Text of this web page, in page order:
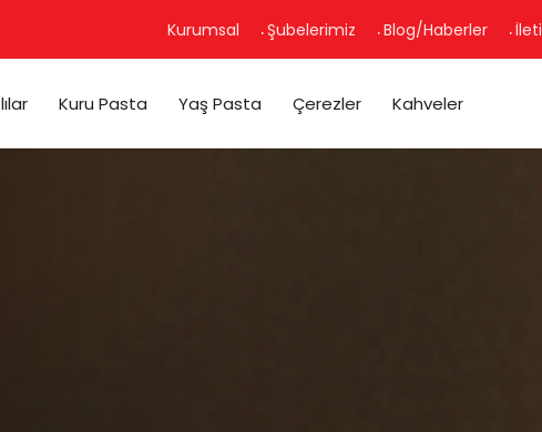
Kurumsal Şubelerimiz Blog/Haberler
Kuru Pasta Yaş Pasta Çerezler Kahveler